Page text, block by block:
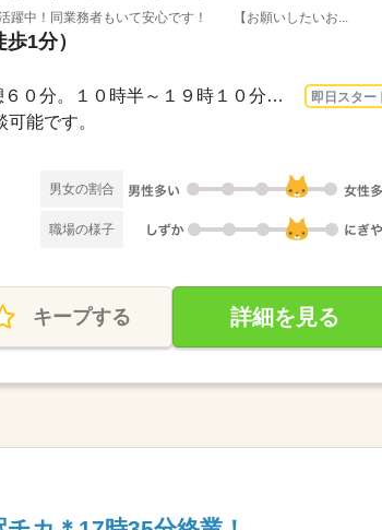
躍中！同業務者もいて安心です！ 【お願いしたいお...
1分）
3ヵ月以上 即日〜 / 8：50～17：30 ※休憩６０分。１０時半～１９時１０分の勤務もあり... 即日スター
能です。
男女の割合
職場の様子
キープする 詳細を見る